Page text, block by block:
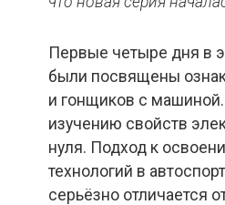
Первые четыре дня в
были посвящены
и гонщиков с
изучению свойств
нуля. Подход к
технологий в
серьёзно отличается